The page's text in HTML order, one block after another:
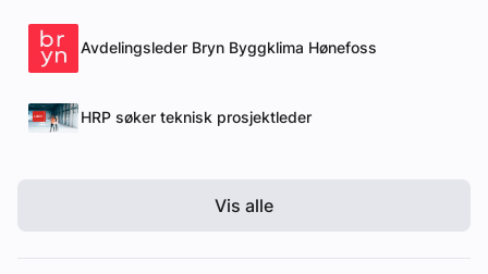
Avdelingsleder Bryn Byggklima Hønefoss
HRP søker teknisk prosjektleder
Vis alle